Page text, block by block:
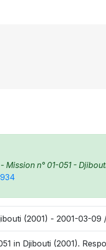
Mission n° 01-051 -
(2001) - 2001-03-
in Djibouti (2001).